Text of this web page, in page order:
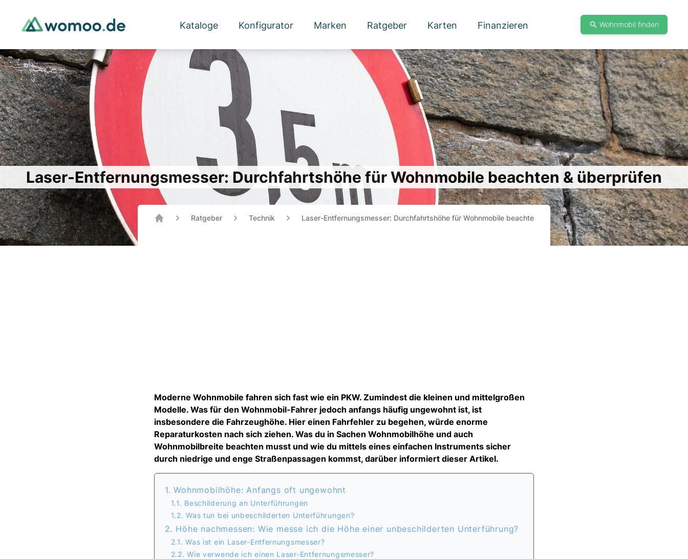
Kataloge Konfigurator Marken Ratgeber Karten Finanzieren Wohnmobil finden
Laser-Entfernungsmesser: Durchfahrtshöhe für Wohnmobile beachten & überprüfen
Ratgeber Technik Laser-Entfernungsmesser: Durchfahrtshöhe für Wohnmobile beachten & überprüfen
Moderne Wohnmobile fahren sich fast wie ein PKW. Zumindest die kleinen und mittelgroßen
Modelle. Was für den Wohnmobil-Fahrer jedoch anfangs häufig ungewohnt ist, ist
insbesondere die Fahrzeughöhe. Hier einen Fahrfehler zu begehen, würde enorme
Reparaturkosten nach sich ziehen. Was du in Sachen Wohnmobilhöhe und auch
Wohnmobilbreite beachten musst und wie du mittels eines einfachen Instruments sicher
durch niedrige und enge Straßenpassagen kommst, darüber informiert dieser Artikel.
1. Wohnmobilhöhe: Anfangs oft ungewohnt
1.1. Beschilderung an Unterführungen
1.2. Was tun bei unbeschilderten Unterführungen?
2. Höhe nachmessen: Wie messe ich die Höhe einer unbeschilderten Unterführung?
2.1. Was ist ein Laser-Entfernungsmesser?
2.2. Wie verwende ich einen Laser-Entfernungsmesser?